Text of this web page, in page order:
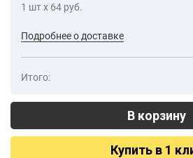
1 шт х 64 руб.
Подробнее о доставке
Итого:
Купить в 1